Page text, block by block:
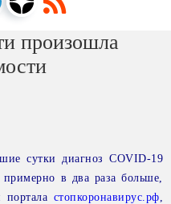
произошла
сутки диагноз COVID-19
в два раза больше,
стопкоронавирус.рф,